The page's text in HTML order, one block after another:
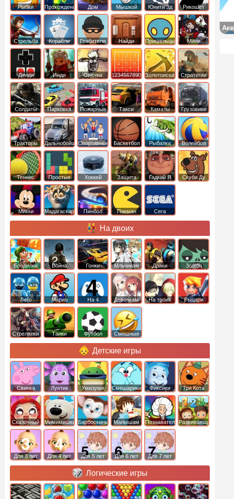
Рыбки Прохождение Дом Мышкой Юнити 3д Рикошет
Cтрельба
из лука
Корабли Грабители
Найди
выход
Пришельцы Мини
Денди Инди
Овечки
идут домой
1234567890 ЗолотоискательСтратегии
Солдаты
Парковка
машин
Пожарные
машины
Такси Камазы Грузовики
Тракторы ДальнобойщикиСпортивные Баскетбол Рыбалка Волейбол
Теннис Простые Хоккей
Защита
башни
Гадкий Я Скуби Ду
Микки
Мадагаскар Пинбол Пакман Сега
На двоих
Бродилки Война Гонки Мльчикам Драки Зомби
Лего Марио На 4 Девочкам На троих Рыцари
Стрелялки Танки Футбол Смешные
Детские игры
Свинка
Пеппа
Лунтик Умизуми Смешарики Фиксики Три Кота
Сказочный
патруль
Мимимишки Барбоскины Малышам ПознавательныеРазвивающие
Для 3 лет Для 4 лет Для 5 лет Для 6 лет Для 7 лет
Логические игры